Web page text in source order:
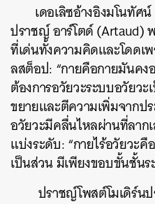
เดอเลิซอ้างอิงมโนทัศน์
ปราชญ์ อาร์โตด์ (Artaud)
ที่เด่นทั้งความคิดและโดดเ
ลสต็อป: “กายคือกายมันคง
ต้องการอวัยวะระบบอวัยว
ขยายและตีความเพิ่มจากป
อวัยวะมีคลื่นไหลผ่านที่ลาก
แบ่งระดับ: “กายไร้อวัยวะคื
เป็นส่วน มีเพียงขอบขั้นชั้น
ปราชญ์โพสต์โมเดิร์น